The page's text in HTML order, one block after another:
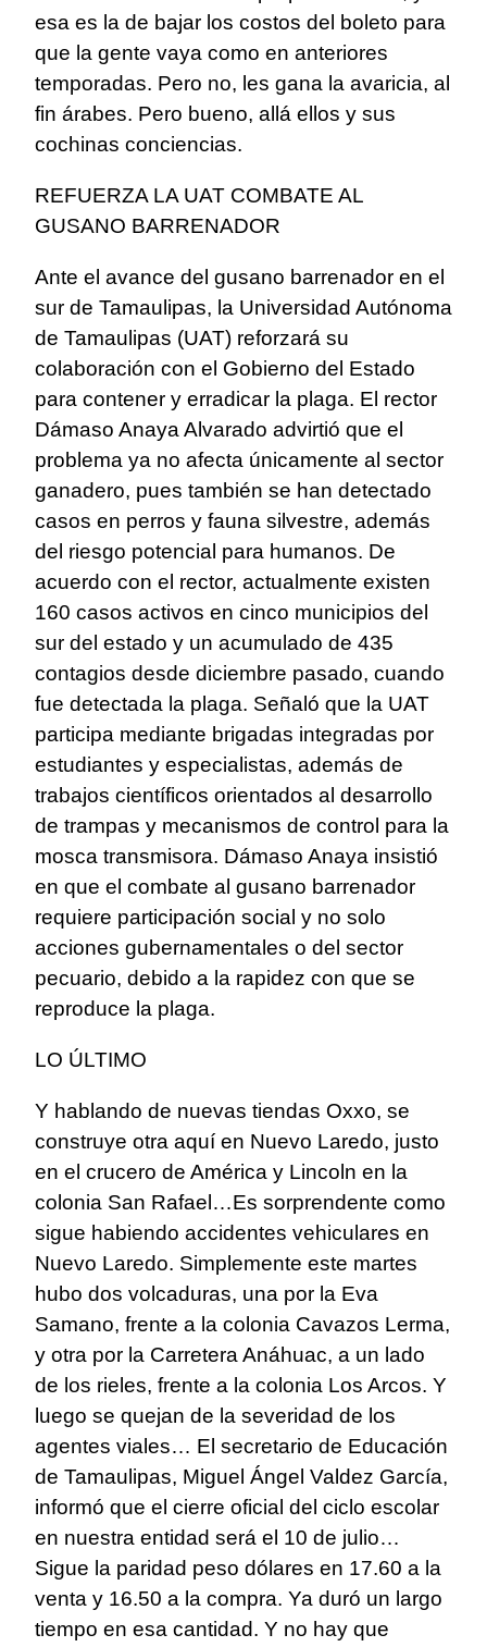
esa es la de bajar los costos del boleto para
que la gente vaya como en anteriores
temporadas. Pero no, les gana la avaricia, al
fin árabes. Pero bueno, allá ellos y sus
cochinas conciencias.
REFUERZA LA UAT COMBATE AL
GUSANO BARRENADOR
Ante el avance del gusano barrenador en el
sur de Tamaulipas, la Universidad Autónoma
de Tamaulipas (UAT) reforzará su
colaboración con el Gobierno del Estado
para contener y erradicar la plaga. El rector
Dámaso Anaya Alvarado advirtió que el
problema ya no afecta únicamente al sector
ganadero, pues también se han detectado
casos en perros y fauna silvestre, además
del riesgo potencial para humanos. De
acuerdo con el rector, actualmente existen
160 casos activos en cinco municipios del
sur del estado y un acumulado de 435
contagios desde diciembre pasado, cuando
fue detectada la plaga. Señaló que la UAT
participa mediante brigadas integradas por
estudiantes y especialistas, además de
trabajos científicos orientados al desarrollo
de trampas y mecanismos de control para la
mosca transmisora. Dámaso Anaya insistió
en que el combate al gusano barrenador
requiere participación social y no solo
acciones gubernamentales o del sector
pecuario, debido a la rapidez con que se
reproduce la plaga.
LO ÚLTIMO
Y hablando de nuevas tiendas Oxxo, se
construye otra aquí en Nuevo Laredo, justo
en el crucero de América y Lincoln en la
colonia San Rafael…Es sorprendente como
sigue habiendo accidentes vehiculares en
Nuevo Laredo. Simplemente este martes
hubo dos volcaduras, una por la Eva
Samano, frente a la colonia Cavazos Lerma,
y otra por la Carretera Anáhuac, a un lado
de los rieles, frente a la colonia Los Arcos. Y
luego se quejan de la severidad de los
agentes viales… El secretario de Educación
de Tamaulipas, Miguel Ángel Valdez García,
informó que el cierre oficial del ciclo escolar
en nuestra entidad será el 10 de julio…
Sigue la paridad peso dólares en 17.60 a la
venta y 16.50 a la compra. Ya duró un largo
tiempo en esa cantidad. Y no hay que